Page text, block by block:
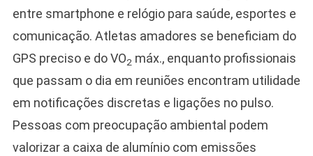
entre smartphone e relógio para saúde, esportes e
comunicação. Atletas amadores se beneficiam do
GPS preciso e do VO2 máx., enquanto profissionais
que passam o dia em reuniões encontram utilidade
em notificações discretas e ligações no pulso.
Pessoas com preocupação ambiental podem
valorizar a caixa de alumínio com emissões